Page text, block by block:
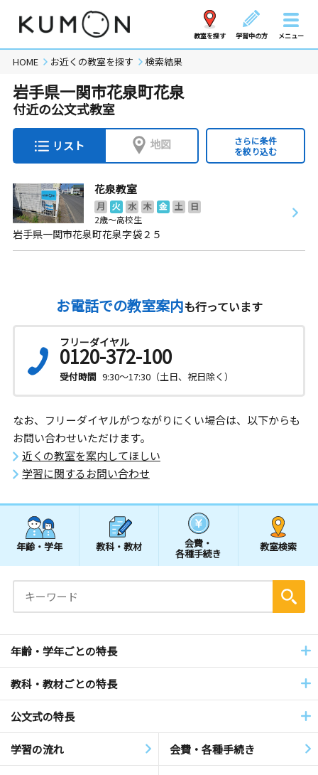
教室を探す 学習中の方 メニュー
HOME お近くの教室を探す 検索結果
岩手県一関市花泉町花泉
付近の公文式教室
リスト 地図
さらに条件
を絞り込む
花泉教室
月 火 水 木 金 土
日
2歳～高校生
岩手県一関市花泉町花泉字袋２５
お電話での教室案内も行っています
フリーダイヤル
0120-372-100
受付時間 9:30～17:30（土日、祝日除く）
なお、フリーダイヤルがつながりにくい場合は、以下からも
お問い合わせいただけます。
近くの教室を案内してほしい
学習に関するお問い合わせ
年齢・学年 教科・教材 会費・
各種手続き
教室検索
年齢・学年ごとの特長
教科・教材ごとの特長
公文式の特長
学習の流れ 会費・各種手続き